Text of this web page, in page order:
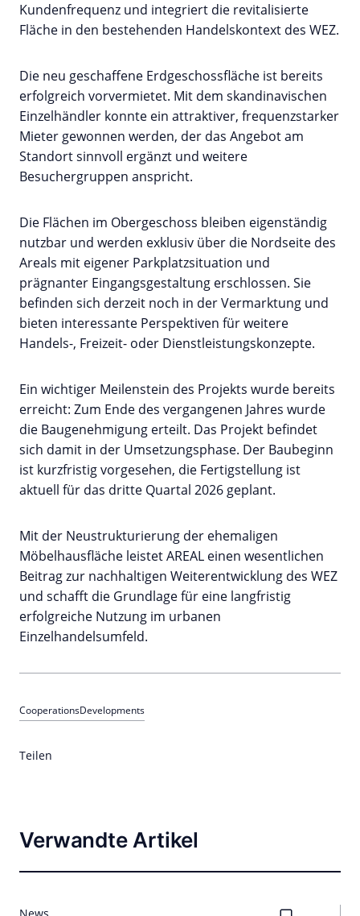
Kundenfrequenz und integriert die revitalisierte
Fläche in den bestehenden Handelskontext des WEZ.
Die neu geschaffene Erdgeschossfläche ist bereits
erfolgreich vorvermietet. Mit dem skandinavischen
Einzelhändler konnte ein attraktiver, frequenzstarker
Mieter gewonnen werden, der das Angebot am
Standort sinnvoll ergänzt und weitere
Besuchergruppen anspricht.
Die Flächen im Obergeschoss bleiben eigenständig
nutzbar und werden exklusiv über die Nordseite des
Areals mit eigener Parkplatzsituation und
prägnanter Eingangsgestaltung erschlossen. Sie
befinden sich derzeit noch in der Vermarktung und
bieten interessante Perspektiven für weitere
Handels-, Freizeit- oder Dienstleistungskonzepte.
Ein wichtiger Meilenstein des Projekts wurde bereits
erreicht: Zum Ende des vergangenen Jahres wurde
die Baugenehmigung erteilt. Das Projekt befindet
sich damit in der Umsetzungsphase. Der Baubeginn
ist kurzfristig vorgesehen, die Fertigstellung ist
aktuell für das dritte Quartal 2026 geplant.
Mit der Neustrukturierung der ehemaligen
Möbelhausfläche leistet AREAL einen wesentlichen
Beitrag zur nachhaltigen Weiterentwicklung des WEZ
und schafft die Grundlage für eine langfristig
erfolgreiche Nutzung im urbanen
Einzelhandelsumfeld.
CooperationsDevelopments
Teilen
Verwandte Artikel